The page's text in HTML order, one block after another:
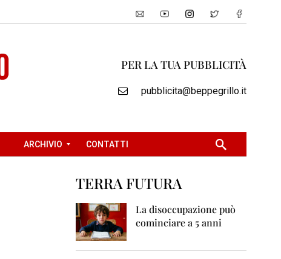
PER LA TUA PUBBLICITÀ
pubblicita@beppegrillo.it
ARCHIVIO CONTATTI
TERRA FUTURA
La disoccupazione può
cominciare a 5 anni